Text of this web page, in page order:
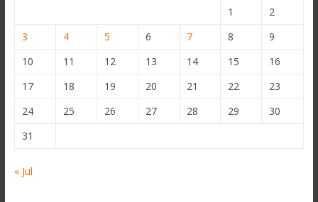
1
2
3
4 5 6 7 8
9
10
11 12 13 14 15
16
17
18 19 20 21 22
23
24
25 26 27 28 29
30
31
« Jul